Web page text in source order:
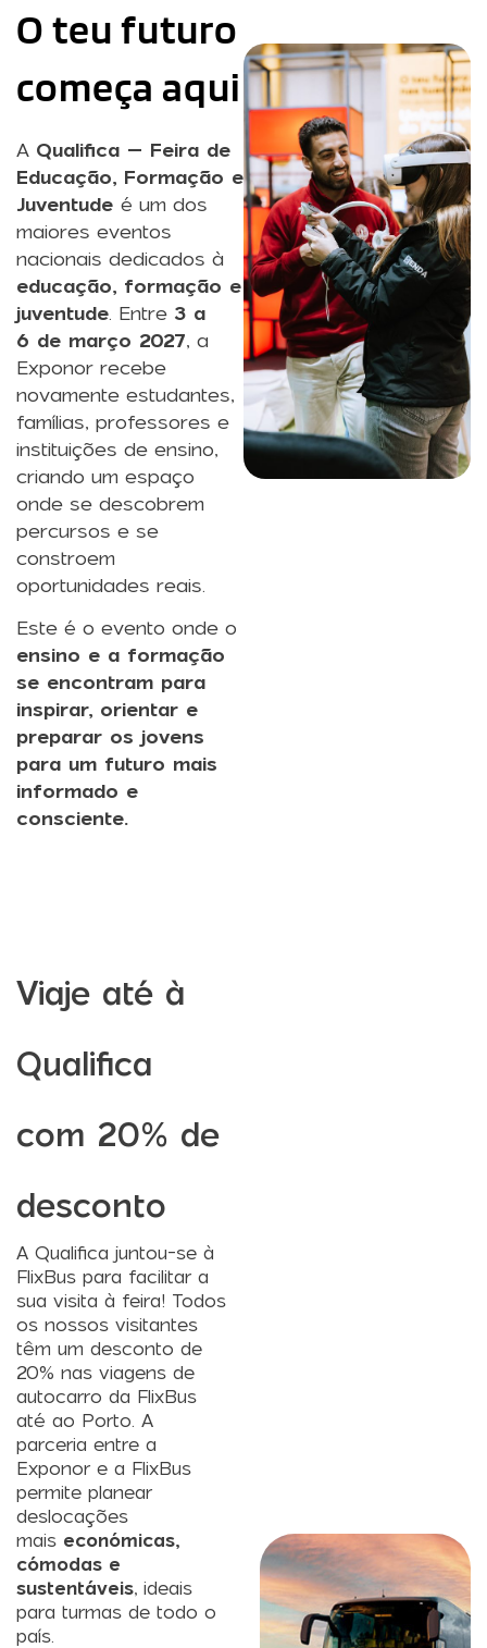
O teu futuro
começa aqui​
A Qualifica – Feira de
Educação, Formação e
Juventude é um dos
maiores eventos
nacionais dedicados à
educação, formação e
juventude. Entre 3 a
6 de março 2027, a
Exponor recebe
novamente estudantes,
famílias, professores e
instituições de ensino,
criando um espaço
onde se descobrem
percursos e se
constroem
oportunidades reais.
Este é o evento onde o
ensino e a formação
se encontram para
inspirar, orientar e
preparar os jovens
para um futuro mais
informado e
consciente.
Viaje até à
Qualifica
com 20% de
desconto
A Qualifica juntou-se à
FlixBus para facilitar a
sua visita à feira! Todos
os nossos visitantes
têm um desconto de
20% nas viagens de
autocarro da FlixBus
até ao Porto. A
parceria entre a
Exponor e a FlixBus
permite planear
deslocações
mais económicas,
cómodas e
sustentáveis, ideais
para turmas de todo o
país.